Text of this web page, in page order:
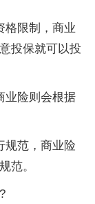
格限制，商业
投保就可以投
业险则会根据
规范，商业险
范。